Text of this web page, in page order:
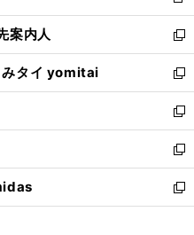
開
く
ン
ド
ウ
で
開
く
ウ
ィ
ン
ド
ウ
で
開
く
し
い
ウ
ィ
ン
ド
ウ
で
開
く
案内人
新
し
い
ウ
ィ
ン
ド
ウ
で
開
みタイ yomitai
新
し
い
ウ
ィ
ン
ド
ウ
新
し
い
ウ
ィ
ン
新
し
い
ウ
新
し